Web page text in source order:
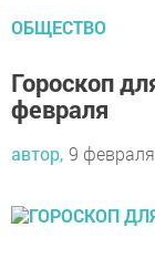
ОБЩЕСТВО
Гороскоп
февраля
автор, 9